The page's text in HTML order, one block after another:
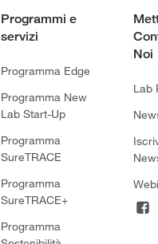
Programmi e
servizi
Programma Edge
Programma New
Lab Start-Up
Programma
SureTRACE
Programma
SureTRACE+
Programma
Noi
Lab